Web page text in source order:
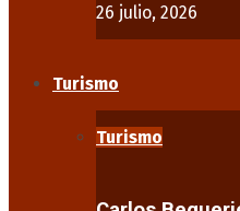
26 julio, 2026
Turismo
Turismo